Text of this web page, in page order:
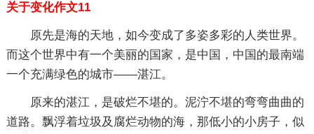
关于变化作文11
原先是海的天地，如今变成了多姿多彩的人类世界。
而这个世界中有一个美丽的国家，是中国，中国的最南端
一个充满绿色的城市――湛江。
原来的湛江，是破烂不堪的。泥泞不堪的弯弯曲曲的
道路。飘浮着垃圾及腐烂动物的海，那低小的小房子，似